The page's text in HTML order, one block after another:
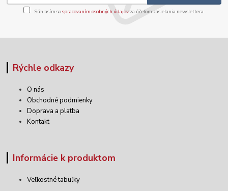
Súhlasím sospracovaním osobných údajov za účelom zasielania newslettera.
Rýchle odkazy
O nás
Obchodné podmienky
Doprava a platba
Kontakt
Informácie k produktom
Veľkostné tabuľky